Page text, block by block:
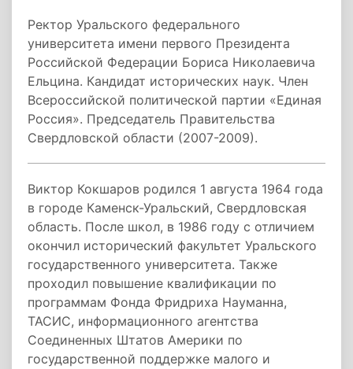
Ректор Уральского федерального
университета имени первого Президента
Российской Федерации Бориса Николаевича
Ельцина. Кандидат исторических наук. Член
Всероссийской политической партии «Единая
Россия». Председатель Правительства
Свердловской области (2007-2009).
Виктор Кокшаров родился 1 августа 1964 года
в городе Каменск-Уральский, Свердловская
область. После школ, в 1986 году с отличием
окончил исторический факультет Уральского
государственного университета. Также
проходил повышение квалификации по
программам Фонда Фридриха Науманна,
ТАСИС, информационного агентства
Соединенных Штатов Америки по
государственной поддержке малого и